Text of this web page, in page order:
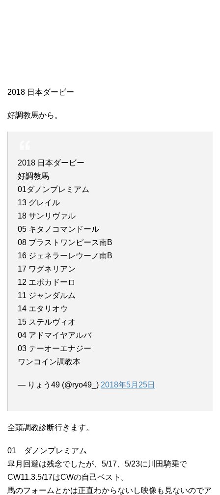
2018 日本ダービー
好調教馬から。
2018 日本ダービー
好調教馬
01ダノンプレミアム
13 グレイル
18 サンリヴァル
05 キタノコマンドール
08 ブラストワンピース南B
16 ジェネラーレウーノ南B
17 ワグネリアン
12 エポカドーロ
11 ジャンダルム
14 エタリオウ
15 ステルヴィオ
04 アドマイヤアルバ
03 テーオーエナジー
ワンコイン調教本
— りょう49 (@ryo49_) 2018年5月25日
全頭調教診断行きます。
01 ダノンプレミアム
皐月回避は残念でしたが、5/17、5/23に川田騎乗で
CW11.3.5/17はCWの自己ベスト。
馬のフォームとかは正直わからないし映像も見ないのでア